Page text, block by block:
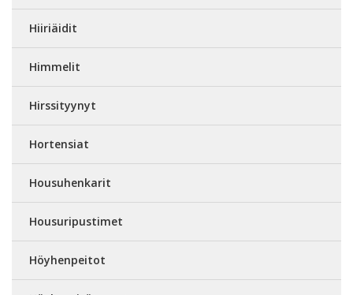
Hiiriäidit
Himmelit
Hirssityynyt
Hortensiat
Housuhenkarit
Housuripustimet
Höyhenpeitot